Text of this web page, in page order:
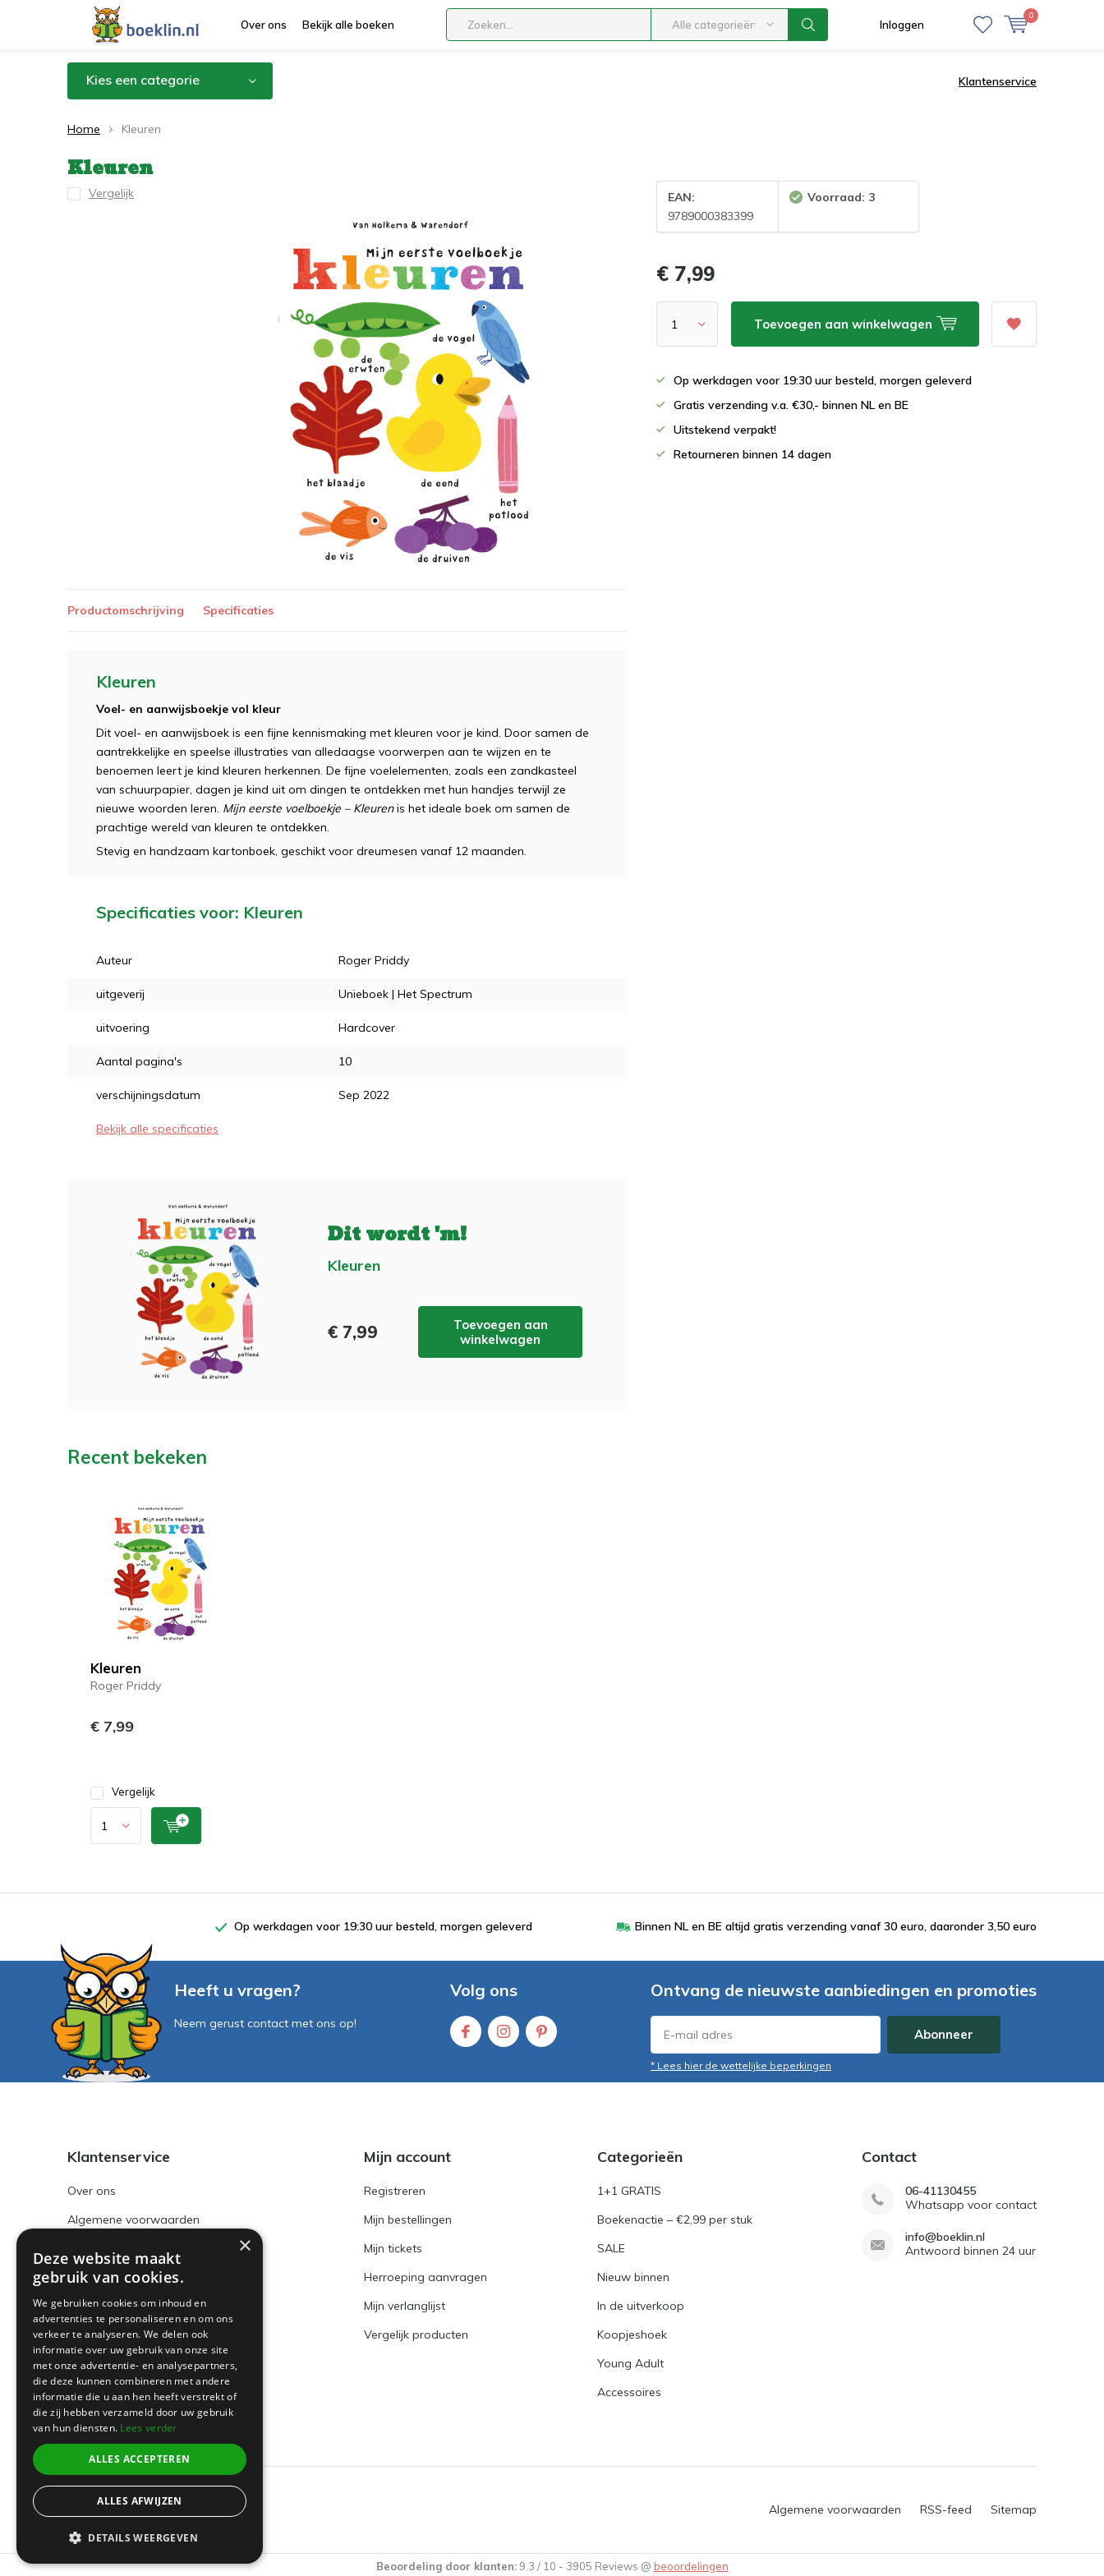
Over ons Bekijk alle boeken Alle categorieën Inloggen
0
Kies een categorie Klantenservice
Home Kleuren
Kleuren
Vergelijk
EAN:
9789000383399
Voorraad: 3
€ 7,99
Toevoegen aan winkelwagen
Op werkdagen voor 19:30 uur besteld, morgen geleverd
Gratis verzending v.a. €30,- binnen NL en BE
Uitstekend verpakt!
Retourneren binnen 14 dagen
Productomschrijving Specificaties
Kleuren
Voel- en aanwijsboekje vol kleur
Dit voel- en aanwijsboek is een fijne kennismaking met kleuren voor je kind. Door samen de
aantrekkelijke en speelse illustraties van alledaagse voorwerpen aan te wijzen en te
benoemen leert je kind kleuren herkennen. De fijne voelelementen, zoals een zandkasteel
van schuurpapier, dagen je kind uit om dingen te ontdekken met hun handjes terwijl ze
nieuwe woorden leren. Mijn eerste voelboekje – Kleurenis het ideale boek om samen de
prachtige wereld van kleuren te ontdekken.
Stevig en handzaam kartonboek, geschikt voor dreumesen vanaf 12 maanden.
Specificaties voor: Kleuren
Auteur Roger Priddy
uitgeverij Unieboek | Het Spectrum
uitvoering Hardcover
Aantal pagina's 10
verschijningsdatum Sep 2022
Bekijk alle specificaties
Dit wordt 'm!
Kleuren
€ 7,99
Toevoegen aan
winkelwagen
Recent bekeken
Kleuren
Roger Priddy
€ 7,99
Vergelijk
Op werkdagen voor 19:30 uur besteld, morgen geleverd Binnen NL en BE altijd gratis verzending vanaf 30 euro, daaronder 3,50 euro
Heeft u vragen?
Neem gerust contact met ons op!
Volg ons Ontvang de nieuwste aanbiedingen en promoties
Abonneer
* Lees hier de wettelijke beperkingen
Klantenservice
Over ons
Algemene voorwaarden
Privacy Policy
Betaalmethoden en BTW nummer
Verzenden & retourneren
Klantenservice
Sitemap
Mijn account
Registreren
Mijn bestellingen
Mijn tickets
Herroeping aanvragen
Mijn verlanglijst
Vergelijk producten
Categorieën
1+1 GRATIS
Boekenactie – €2,99 per stuk
SALE
Nieuw binnen
In de uitverkoop
Koopjeshoek
Young Adult
Accessoires
Contact
06-41130455
Whatsapp voor contact
info@boeklin.nl
Antwoord binnen 24 uur
© 2026 -Boeklin Algemene voorwaarden RSS-feed Sitemap
Beoordeling door klanten:9.3 / 10 - 3905 Reviews @ beoordelingen
×
Deze website maakt
gebruik van cookies.
We gebruiken cookies om inhoud en
advertenties te personaliseren en om ons
verkeer te analyseren. We delen ook
informatie over uw gebruik van onze site
met onze advertentie- en analysepartners,
die deze kunnen combineren met andere
informatie die u aan hen heeft verstrekt of
die zij hebben verzameld door uw gebruik
van hun diensten. Lees verder
ALLES ACCEPTEREN
ALLES AFWIJZEN
DETAILS WEERGEVEN